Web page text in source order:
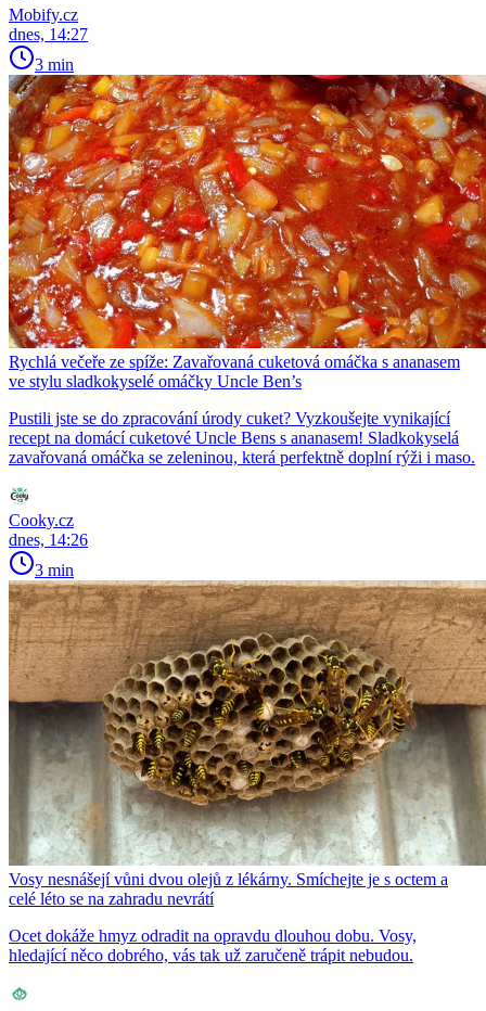
Mobify.cz
dnes, 14:27
3 min
Rychlá večeře ze spíže: Zavařovaná cuketová omáčka s ananasem
ve stylu sladkokyselé omáčky Uncle Ben’s
Pustili jste se do zpracování úrody cuket? Vyzkoušejte vynikající
recept na domácí cuketové Uncle Bens s ananasem! Sladkokyselá
zavařovaná omáčka se zeleninou, která perfektně doplní rýži i maso.
Cooky.cz
dnes, 14:26
3 min
Vosy nesnášejí vůni dvou olejů z lékárny. Smíchejte je s octem a
celé léto se na zahradu nevrátí
Ocet dokáže hmyz odradit na opravdu dlouhou dobu. Vosy,
hledající něco dobrého, vás tak už zaručeně trápit nebudou.